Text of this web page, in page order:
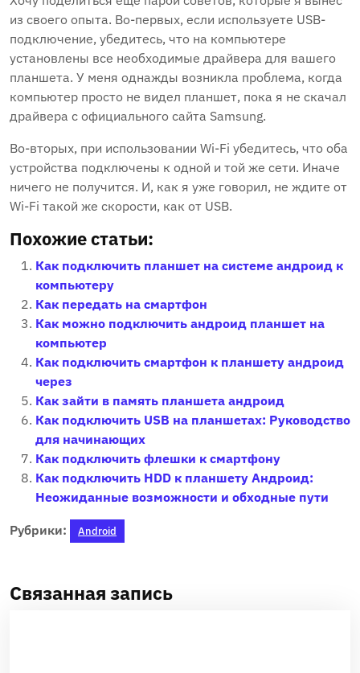
из своего опыта. Во-первых, если используете USB-
подключение, убедитесь, что на компьютере
установлены все необходимые драйвера для вашего
планшета. У меня однажды возникла проблема, когда
компьютер просто не видел планшет, пока я не скачал
драйвера с официального сайта Samsung.
Во-вторых, при использовании Wi-Fi убедитесь, что оба
устройства подключены к одной и той же сети. Иначе
ничего не получится. И, как я уже говорил, не ждите от
Wi-Fi такой же скорости, как от USB.
Похожие статьи:
Как подключить планшет на системе андроид к
компьютеру
Как передать на смартфон
Как можно подключить андроид планшет на
компьютер
Как подключить смартфон к планшету андроид
через
Как зайти в память планшета андроид
Как подключить USB на планшетах: Руководство
для начинающих
Как подключить флешки к смартфону
Как подключить HDD к планшету Андроид:
Неожиданные возможности и обходные пути
Рубрики: Android
Связанная запись